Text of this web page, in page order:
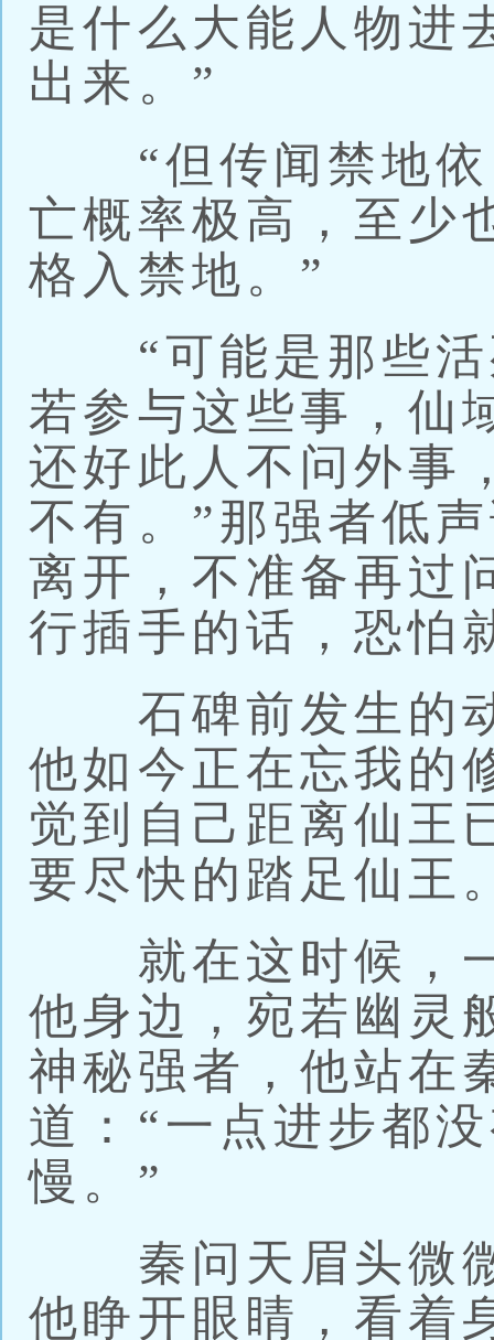
是什么大能人物进
出来。”
“但传闻禁地依
亡概率极高，至少
格入禁地。”
“可能是那些活
若参与这些事，仙
还好此人不问外事
不有。”那强者低
离开，不准备再过
行插手的话，恐怕
石碑前发生的动
他如今正在忘我的
觉到自己距离仙王
要尽快的踏足仙王
就在这时候，一
他身边，宛若幽灵
神秘强者，他站在
道：“一点进步都
慢。”
秦问天眉头微微
他睁开眼睛，看着